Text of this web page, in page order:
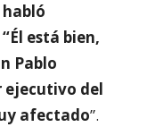
está bien,
Pablo
ejecutivo del
afectado”.